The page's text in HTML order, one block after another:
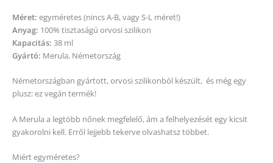
Méret: egyméretes (nincs A-B, vagy S-L méret!)
Anyag: 100% tisztaságú orvosi szilikon
Kapacitás: 38 ml
Gyártó: Merula, Németország
Németországban gyártott, orvosi szilikonból készült, és még egy
plusz: ez vegán termék!
A Merula a legtöbb nőnek megfelelő, ám a felhelyezését egy kicsit
gyakorolni kell. Erről lejjebb tekerve olvashatsz többet.
Miért egyméretes?